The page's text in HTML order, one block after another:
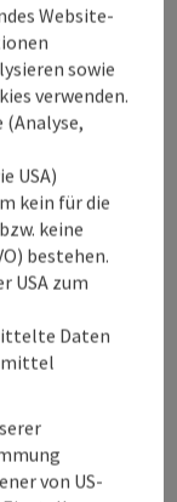
in
Website-
sowie
verwenden.
USA)
kein für die
keine
bestehen.
USA zum
Daten
von US-